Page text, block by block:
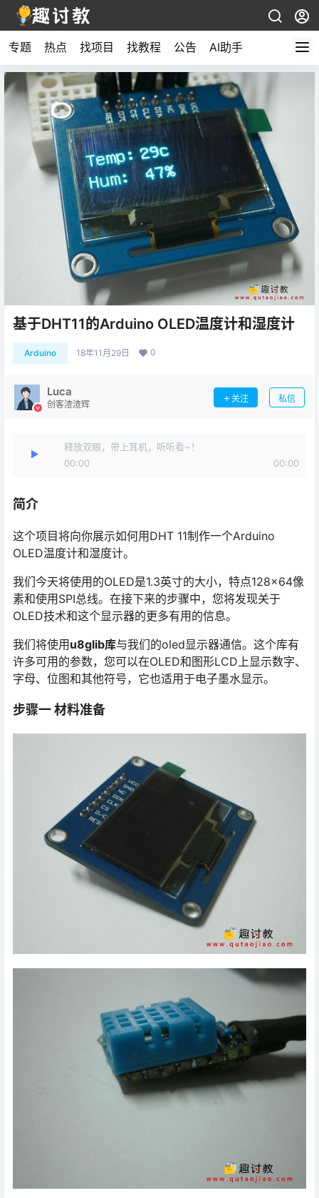
专题 热点 找项目 找教程 公告 AI助手
基于DHT11的Arduino OLED温度计和湿度计
Arduino 18年11月29日 0
Luca
创客渣渣辉
关注 私信
释放双眼，带上耳机，听听看~！
00:00
00:00
简介
这个项目将向你展示如何用DHT 11制作一个Arduino
OLED温度计和湿度计。
我们今天将使用的OLED是1.3英寸的大小，特点128×64像
素和使用SPI总线。在接下来的步骤中，您将发现关于
OLED技术和这个显示器的更多有用的信息。
我们将使用 u8glib库与我们的oled显示器通信。这个库有
许多可用的参数，您可以在OLED和图形LCD上显示数字、
字母、位图和其他符号，它也适用于电子墨水显示。
步骤一 材料准备